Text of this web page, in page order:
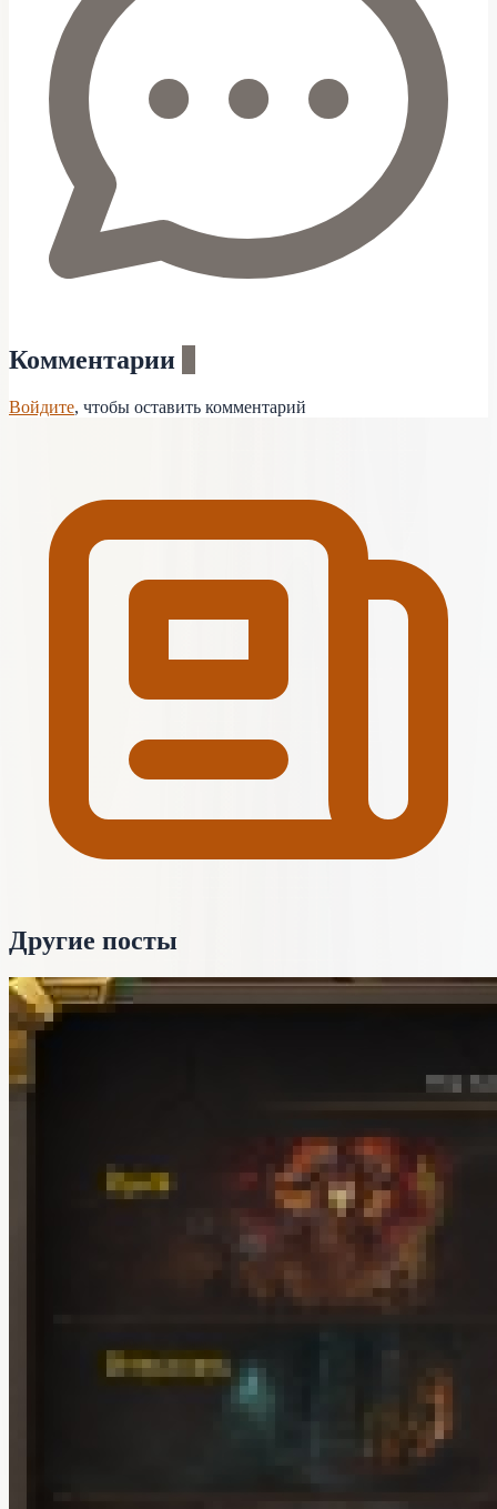
Комментарии
Войдите, чтобы оставить комментарий
Другие посты